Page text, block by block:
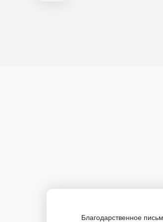
Благодарственное